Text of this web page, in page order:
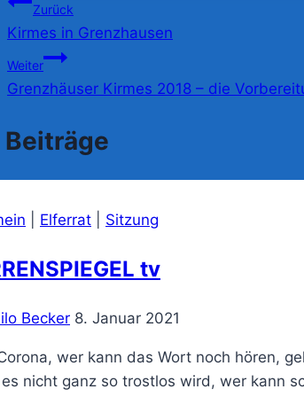
Beitragsnavigation
Zurück
Kirmes in Grenzhausen
Weiter
Grenzhäuser Kirmes 2018 – die
Elferrat Sitzung
tv
Becker 8. Januar 2021
wer kann das Wort noch hören,
nicht ganz so trostlos wird, wer kann